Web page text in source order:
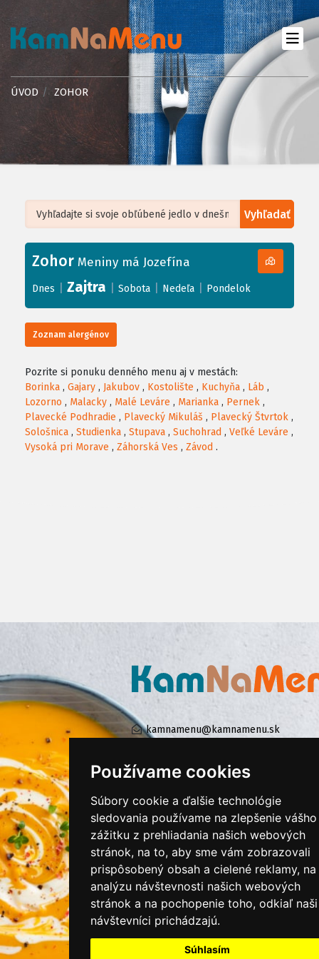
Používame cookies
Súbory cookie a ďalšie technológie
sledovania používame na zlepšenie vášho
zážitku z prehliadania našich webových
stránok, na to, aby sme vám zobrazovali
prispôsobený obsah a cielené reklamy, na
analýzu návštevnosti našich webových
stránok a na pochopenie toho, odkiaľ naši
návštevníci prichádzajú.
Súhlasím
ÚVOD ZOHOR
Vyhľadať
+
−
Leaflet| ©OpenStreetMap, Tiles courtesy ofHumanitarian OpenStreetMap
Zohor Meniny má Jozefína
Dnes Zajtra Sobota Nedeľa Pondelok
Zoznam alergénov
Pozrite si ponuku denného menu aj v mestách:
Borinka , Gajary , Jakubov , Kostolište , Kuchyňa , Láb ,
Lozorno , Malacky , Malé Leváre , Marianka , Pernek ,
Plavecké Podhradie , Plavecký Mikuláš , Plavecký Štvrtok ,
Sološnica , Studienka , Stupava , Suchohrad , Veľké Leváre ,
Vysoká pri Morave , Záhorská Ves , Závod .
kamnamenu@kamnamenu.sk
KONTAKTUJTE NÁS
PRIHLÁSIŤ SA DO ZÁKAZNÍCKEJ ZÓNY
Všeobecné obchodné podmienky
Ochrana osobných údajov
Cookies